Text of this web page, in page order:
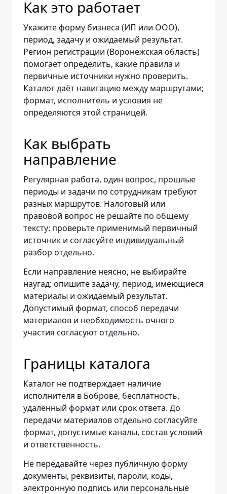
Как это работает
Укажите форму бизнеса (ИП или ООО),
период, задачу и ожидаемый результат.
Регион регистрации (Воронежская область)
помогает определить, какие правила и
первичные источники нужно проверить.
Каталог даёт навигацию между маршрутами;
формат, исполнитель и условия не
определяются этой страницей.
Как выбрать
направление
Регулярная работа, один вопрос, прошлые
периоды и задачи по сотрудникам требуют
разных маршрутов. Налоговый или
правовой вопрос не решайте по общему
тексту: проверьте применимый первичный
источник и согласуйте индивидуальный
разбор отдельно.
Если направление неясно, не выбирайте
наугад: опишите задачу, период, имеющиеся
материалы и ожидаемый результат.
Допустимый формат, способ передачи
материалов и необходимость очного
участия согласуют отдельно.
Границы каталога
Каталог не подтверждает наличие
исполнителя в Боброве, бесплатность,
удалённый формат или срок ответа. До
передачи материалов отдельно согласуйте
формат, допустимые каналы, состав условий
и ответственность.
Не передавайте через публичную форму
документы, реквизиты, пароли, коды,
электронную подпись или персональные